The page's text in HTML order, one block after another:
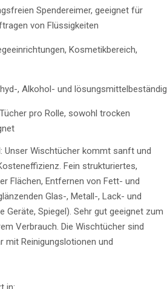
Spendereimer, geeignet für
von Flüssigkeiten
Kosmetikbereich,
, Alkohol- und lösungsmittelbeständig
pro Rolle, sowohl trocken
Unser Wischtücher kommt sanft und
Fein strukturiertes,
Flächen, Entfernen von Fett- und
Glas-, Metall-, Lack- und
Spiegel). Sehr gut geeignet zum
Verbrauch. Die Wischtücher sind
mit Reinigungslotionen und